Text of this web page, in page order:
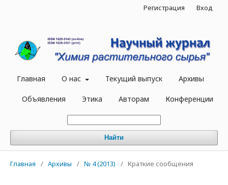
Главная О нас Текущий выпуск Архивы
Объявления Этика Авторам Конференции
Найти
Регистрация Вход
Главная / Архивы / № 4 (2013) / Краткие сообщения